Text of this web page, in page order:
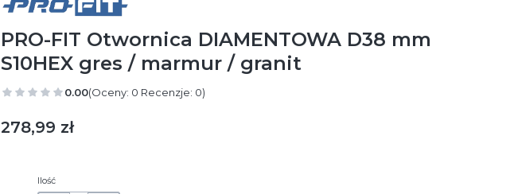
PRO-FIT Otwornica DIAMENTOWA D38 mm
S10HEX gres / marmur / granit
0.00(Oceny: 0 Recenzje: 0)
Cena
278,99 zł
Ilość